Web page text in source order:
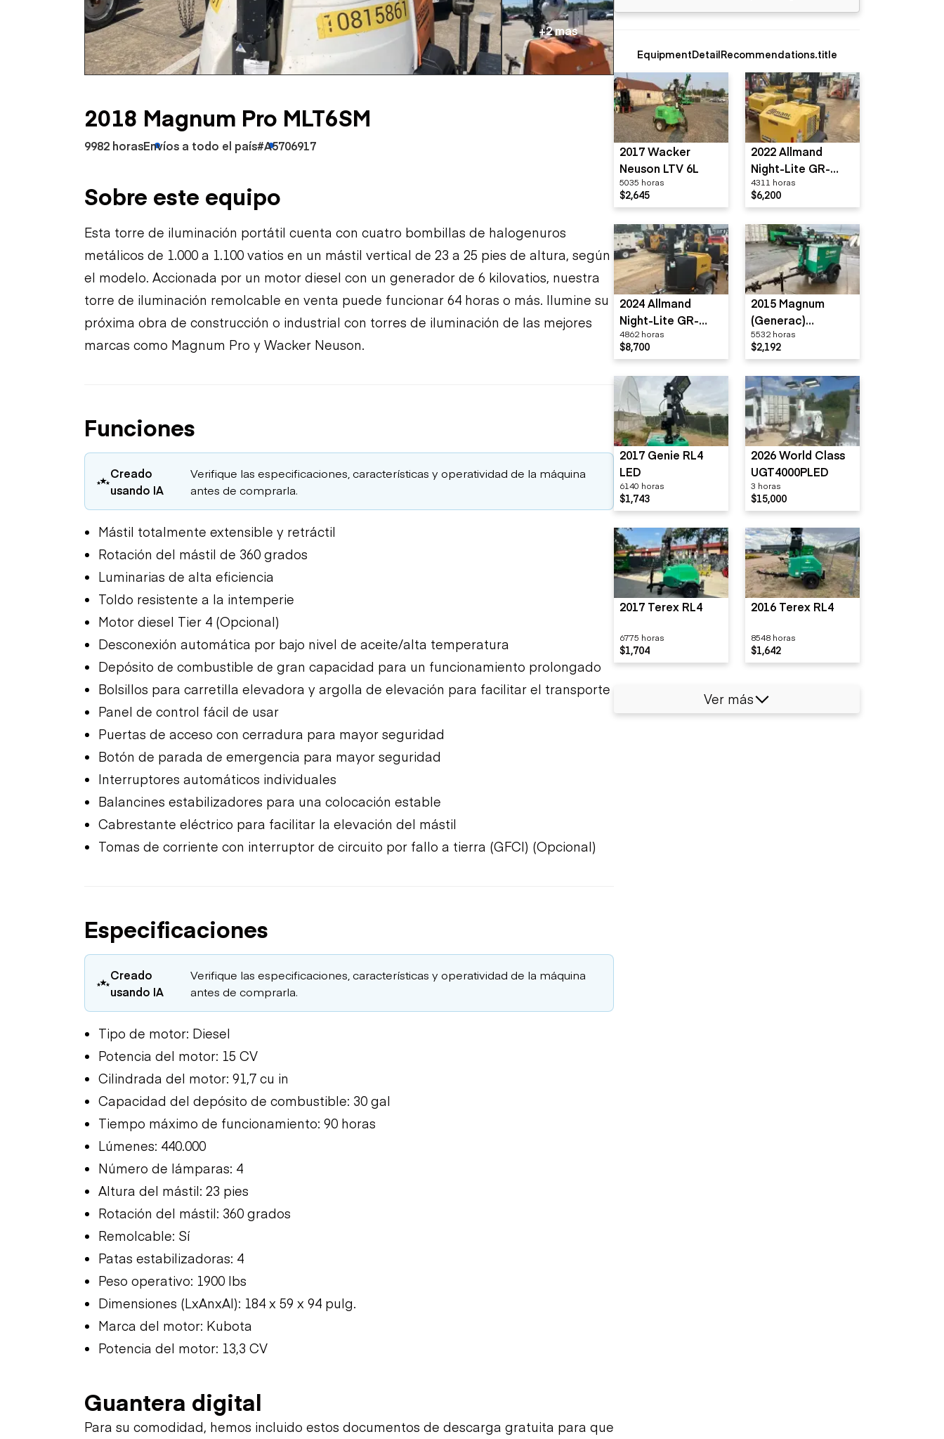
Petróleo y gas
Excavadoras
Motoniveladoras
Omitir cargadores
Raspadores
Trailers
Remolques volcados
Remolques de
plataforma
Remolques de troncos
+2 mas
2018 Magnum Pro MLT6SM
9982 horasEnvíos a todo el país#A5706917
Sobre este equipo
Esta torre de iluminación portátil cuenta con cuatro bombillas de halogenuros
metálicos de 1.000 a 1.100 vatios en un mástil vertical de 23 a 25 pies de altura, según
el modelo. Accionada por un motor diesel con un generador de 6 kilovatios, nuestra
torre de iluminación remolcable en venta puede funcionar 64 horas o más. Ilumine su
próxima obra de construcción o industrial con torres de iluminación de las mejores
marcas como Magnum Pro y Wacker Neuson.
Funciones
Creado
usando IA
Verifique las especificaciones, características y operatividad de la máquina
antes de comprarla.
Mástil totalmente extensible y retráctil
Rotación del mástil de 360 grados
Luminarias de alta eficiencia
Toldo resistente a la intemperie
Motor diesel Tier 4 (Opcional)
Desconexión automática por bajo nivel de aceite/alta temperatura
Depósito de combustible de gran capacidad para un funcionamiento prolongado
Bolsillos para carretilla elevadora y argolla de elevación para facilitar el transporte
Panel de control fácil de usar
Puertas de acceso con cerradura para mayor seguridad
Botón de parada de emergencia para mayor seguridad
Interruptores automáticos individuales
Balancines estabilizadores para una colocación estable
Cabrestante eléctrico para facilitar la elevación del mástil
Tomas de corriente con interruptor de circuito por fallo a tierra (GFCI) (Opcional)
Especificaciones
Creado
usando IA
Verifique las especificaciones, características y operatividad de la máquina
antes de comprarla.
Tipo de motor: Diesel
Potencia del motor: 15 CV
Cilindrada del motor: 91,7 cu in
Capacidad del depósito de combustible: 30 gal
Tiempo máximo de funcionamiento: 90 horas
Lúmenes: 440.000
Número de lámparas: 4
Altura del mástil: 23 pies
Rotación del mástil: 360 grados
Remolcable: Sí
Patas estabilizadoras: 4
Peso operativo: 1900 lbs
Dimensiones (LxAnxAl): 184 x 59 x 94 pulg.
Marca del motor: Kubota
Potencia del motor: 13,3 CV
Guantera digital
Para su comodidad, hemos incluido estos documentos de descarga gratuita para que
EquipmentDetailRecommendations.title
2017 Wacker
Neuson LTV 6L
5035 horas
$2,645
2022 Allmand
Night-Lite GR-
Series
4311 horas
$6,200
2024 Allmand
Night-Lite GR-
Series
4862 horas
$8,700
2015 Magnum
(Generac)
MLT3060
5532 horas
$2,192
2017 Genie RL4
LED
6140 horas
$1,743
2026 World Class
UGT4000PLED
3 horas
$15,000
2017 Terex RL4
6775 horas
$1,704
2016 Terex RL4
8548 horas
$1,642
Ver más